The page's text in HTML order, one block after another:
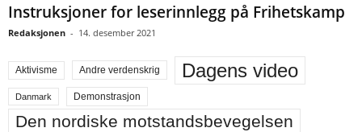
Instruksjoner for leserinnlegg på Frihetskamp
Redaksjonen - 14. desember 2021
Aktivisme Andre verdenskrig Dagens video
Danmark Demonstrasjon
Den nordiske motstandsbevegelsen